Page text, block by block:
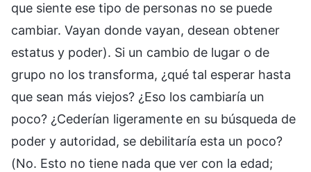
que siente ese tipo de personas no se puede
cambiar. Vayan donde vayan, desean obtener
estatus y poder). Si un cambio de lugar o de
grupo no los transforma, ¿qué tal esperar hasta
que sean más viejos? ¿Eso los cambiaría un
poco? ¿Cederían ligeramente en su búsqueda de
poder y autoridad, se debilitaría esta un poco?
(No. Esto no tiene nada que ver con la edad;